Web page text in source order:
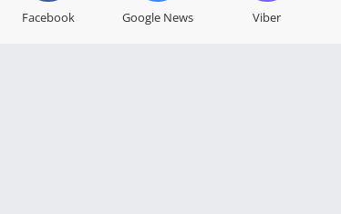
Facebook Google News Viber